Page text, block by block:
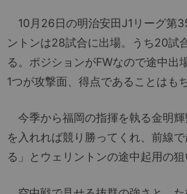
10月26日の明治安田J1リーグ第
ントンは28試合に出場。うち20試
る。ポジションがFWなので途中出
1つが攻撃面、得点であることはも
今季から福岡の指揮を執る金明
を入れれば競り勝ってくれ、前線
る」とウェリントンの途中起用の狙